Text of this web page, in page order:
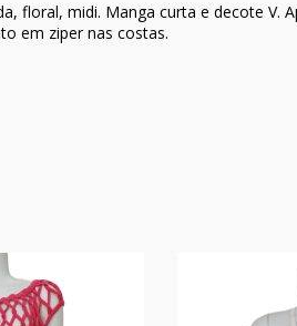
floral, midi. Manga curta e decote V.
em ziper nas costas.